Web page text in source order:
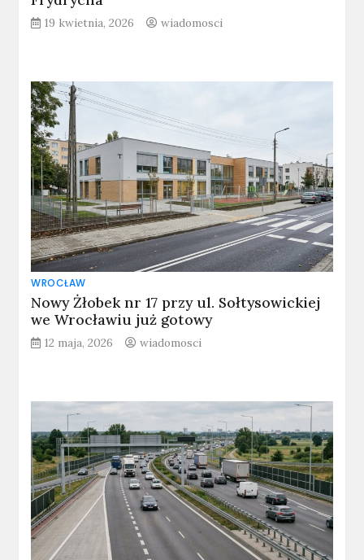
19 kwietnia, 2026 wiadomosci
WROCŁAW
Nowy Żłobek nr 17 przy ul. Sołtysowickiej
we Wrocławiu już gotowy
12 maja, 2026 wiadomosci